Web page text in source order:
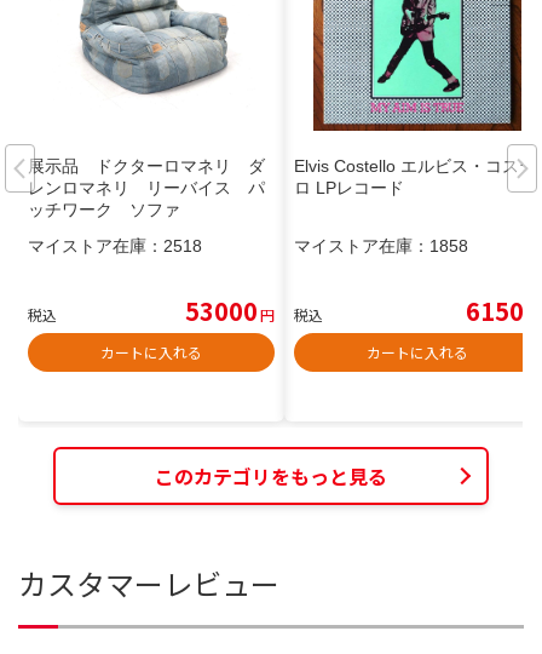
展示品 ドクターロマネリ ダ
レンロマネリ リーバイス パ
ッチワーク ソファ
マイストア在庫： 2518
税込 53000円
カートに入れる
Elvis Costello エルビス・コステ
ロ LPレコード
マイストア在庫： 1858
税込 6150
カートに入れる
このカテゴリをもっと見る
カスタマーレビュー